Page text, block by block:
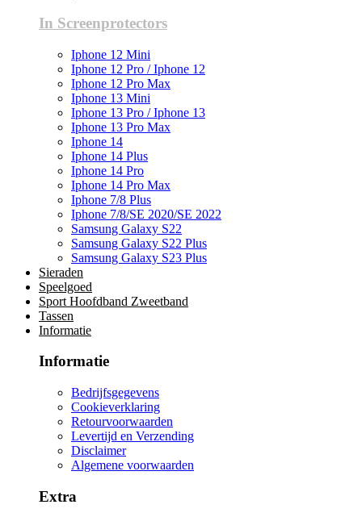
In Screenprotectors
Iphone 12 Mini
Iphone 12 Pro / Iphone 12
Iphone 12 Pro Max
Iphone 13 Mini
Iphone 13 Pro / Iphone 13
Iphone 13 Pro Max
Iphone 14
Iphone 14 Plus
Iphone 14 Pro
Iphone 14 Pro Max
Iphone 7/8 Plus
Iphone 7/8/SE 2020/SE 2022
Samsung Galaxy S22
Samsung Galaxy S22 Plus
Samsung Galaxy S23 Plus
Sieraden
Speelgoed
Sport Hoofdband Zweetband
Tassen
Informatie
Informatie
Bedrijfsgegevens
Cookieverklaring
Retourvoorwaarden
Levertijd en Verzending
Disclaimer
Algemene voorwaarden
Extra